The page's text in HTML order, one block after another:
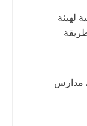
لهيئة
وطريقة
مدارس